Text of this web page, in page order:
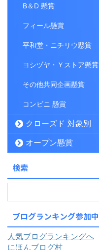
B＆D 懸賞
フィール懸賞
平和堂・ニチリウ懸賞
ヨシヅヤ・Ｙストア懸賞
その他共同企画懸賞
コンビニ 懸賞
クローズド 対象別
オープン懸賞
検索
ブログランキング参加中
人気ブログランキングへ
にほんブログ村